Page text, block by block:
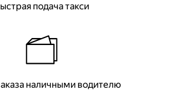
подача такси
наличными водителю